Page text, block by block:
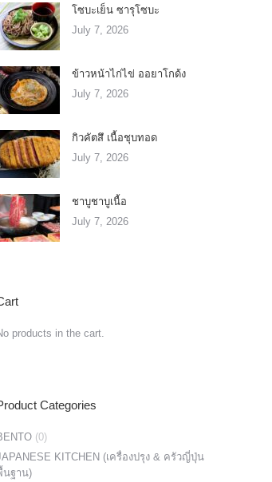
โซบะเย็น ซารุโซบะ
July 7, 2026
ข้าวหน้าไก่ไข่ ออยาโกด้ง
July 7, 2026
กิวคัตสึ เนื้อชุบทอด
July 7, 2026
ชาบูชาบูเนื้อ
July 7, 2026
products in the cart.
Categories
(0)
KITCHEN (เครื่องปรุง & ครัวญี่ปุ่น
นฐาน)